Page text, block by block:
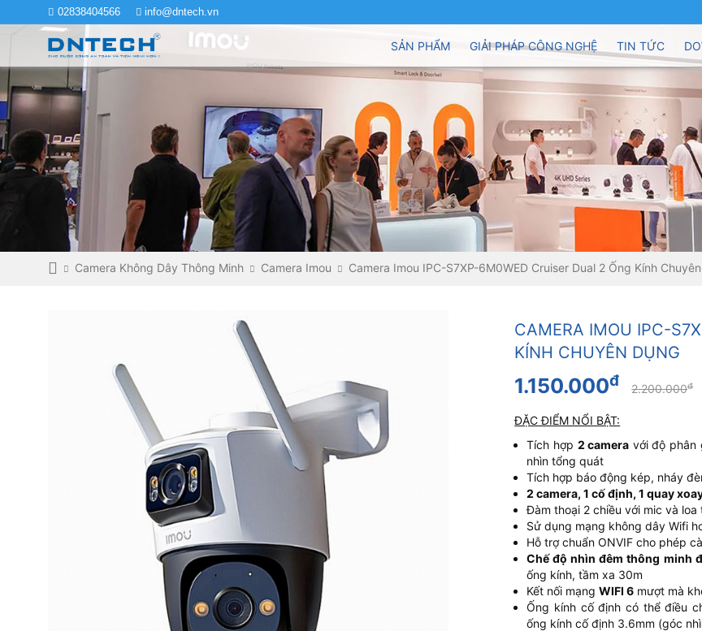
02838404566 info@dntech.vn
SẢN PHẨM GIẢI PHÁP CÔNG NGHỆ TIN TỨC
Camera Không Dây Thông Minh Camera Imou Camera Imou IPC-S7XP-6M0WED Cruiser Dual 2 Ống Kính
CAMERA IMOU IPC-
KÍNH CHUYÊN DỤNG
1.150.000đ 2.200.000đ
ĐẶC ĐIỂM NỔI BẬT:
Tích hợp 2 camera với độ phân
nhìn tổng quát
Tích hợp báo động kép, nháy
2 camera, 1 cố định, 1 quay
Đàm thoại 2 chiều với mic và loa
Sử dụng mạng không dây Wifi
Hỗ trợ chuẩn ONVIF cho phép
Chế độ nhìn đêm thông minh
ống kính, tầm xa 30m
Kết nối mạngWIFI 6 mượt mà
Ống kính cố định có thể điều
ống kính cố định 3.6mm (góc